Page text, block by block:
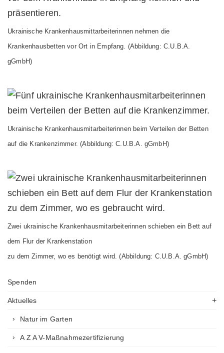
Ukrainische Krankenhausmittarbeiterinnen nehmen die
Krankenhausbettenvor Ort in Empfang. (Abbildung: C.U.B.A.
gGmbH)
Ukrainische Krankenhausmitarbeiterinnen beim Verteilen der Betten
auf die Krankenzimmer.(Abbildung: C.U.B.A. gGmbH)
Zwei ukrainische Krankenhausmitarbeiterinnen schieben ein Bett auf
dem Flur der Krankenstation
zu dem Zimmer, wo es benötigt wird.(Abbildung: C.U.B.A. gGmbH)
Spenden
Aktuelles
Natur im Garten
A Z A V-Maßnahmezertifizierung